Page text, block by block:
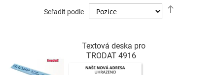
Seřadit podle
Textová deska pro
TRODAT 4916